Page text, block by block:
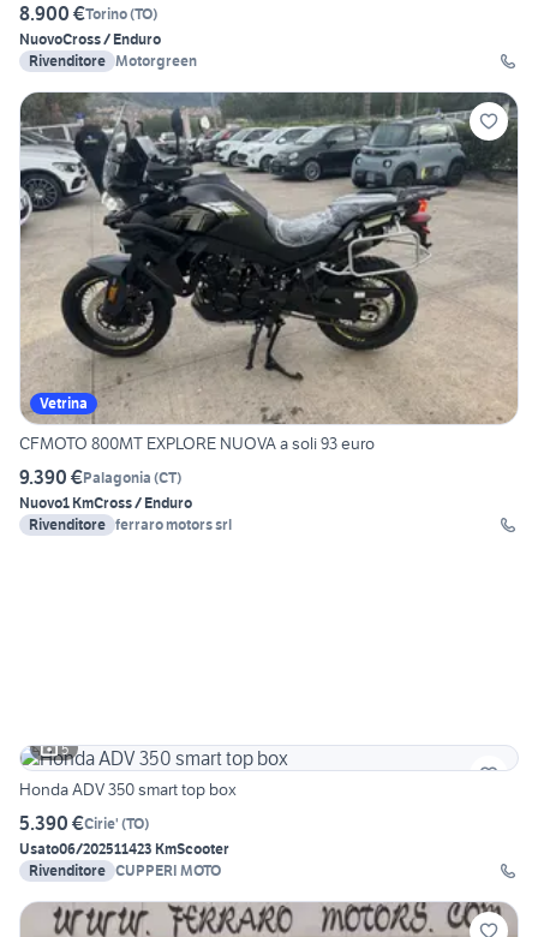
8.900 €Torino(TO)
NuovoCross / Enduro
Rivenditore Motorgreen
Vetrina
CFMOTO 800MT EXPLORE NUOVA a soli 93 euro
9.390 €Palagonia (CT)
Nuovo1 KmCross / Enduro
Rivenditore ferraro motors srl
5
Honda ADV 350 smart top box
5.390 €Cirie' (TO)
Usato06/202511423 KmScooter
Rivenditore CUPPERI MOTO